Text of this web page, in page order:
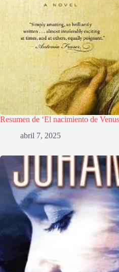
Resumen de ‘El nacimiento de
abril 7, 2025